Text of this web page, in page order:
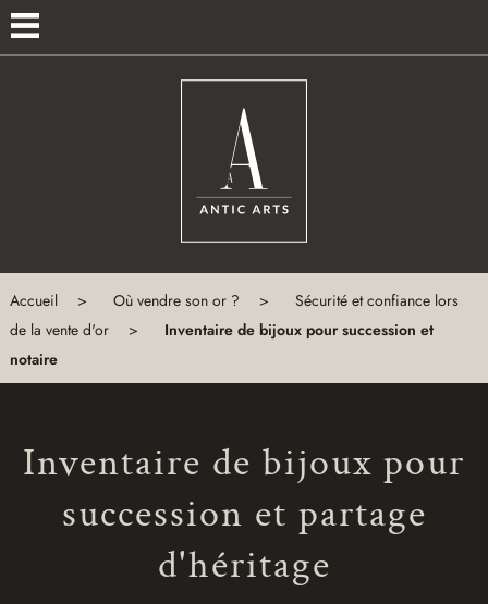
À
PROPOS
CONTACT
Accueil Où vendre son or ?
Sécurité et confiance lors
de la vente d'or
Inventaire de bijoux pour succession et
notaire
Inventaire de bijoux pour
succession et partage
d'héritage